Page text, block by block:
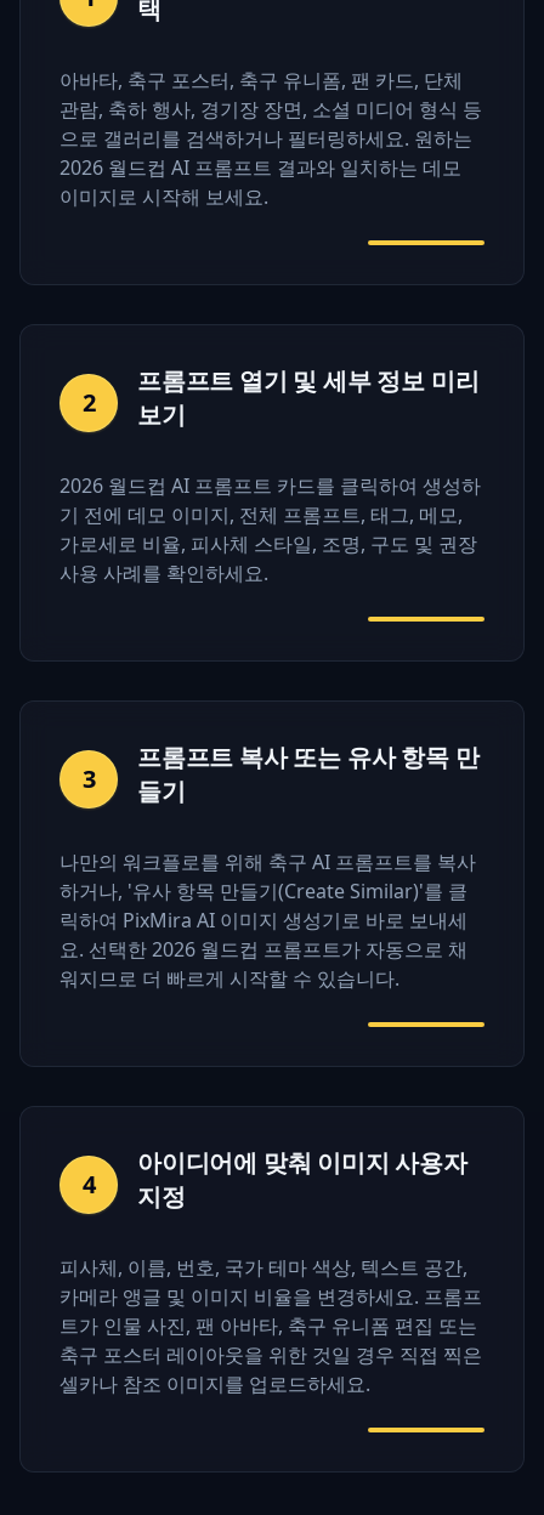
택
아바타, 축구 포스터, 축구 유니폼, 팬 카드, 단체
관람, 축하 행사, 경기장 장면, 소셜 미디어 형식 등
으로 갤러리를 검색하거나 필터링하세요. 원하는
2026 월드컵 AI 프롬프트 결과와 일치하는 데모
이미지로 시작해 보세요.
2
프롬프트 열기 및 세부 정보 미리
보기
2026 월드컵 AI 프롬프트 카드를 클릭하여 생성하
기 전에 데모 이미지, 전체 프롬프트, 태그, 메모,
가로세로 비율, 피사체 스타일, 조명, 구도 및 권장
사용 사례를 확인하세요.
3
프롬프트 복사 또는 유사 항목 만
들기
나만의 워크플로를 위해 축구 AI 프롬프트를 복사
하거나, '유사 항목 만들기(Create Similar)'를 클
릭하여 PixMira AI 이미지 생성기로 바로 보내세
요. 선택한 2026 월드컵 프롬프트가 자동으로 채
워지므로 더 빠르게 시작할 수 있습니다.
4
아이디어에 맞춰 이미지 사용자
지정
피사체, 이름, 번호, 국가 테마 색상, 텍스트 공간,
카메라 앵글 및 이미지 비율을 변경하세요. 프롬프
트가 인물 사진, 팬 아바타, 축구 유니폼 편집 또는
축구 포스터 레이아웃을 위한 것일 경우 직접 찍은
셀카나 참조 이미지를 업로드하세요.